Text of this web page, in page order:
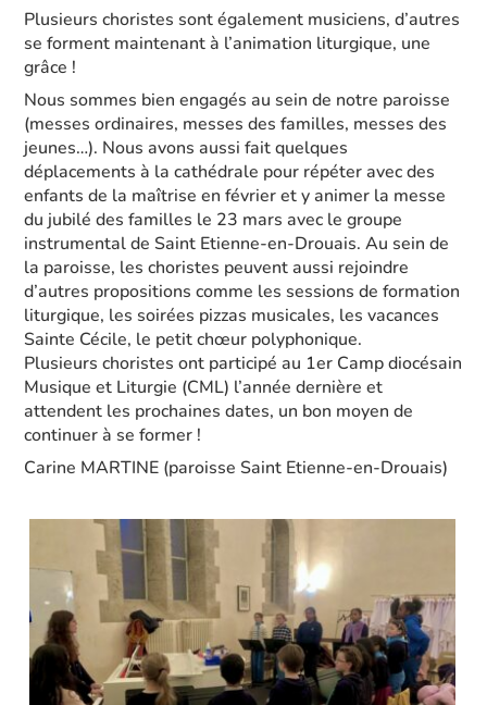
Plusieurs choristes sont également musiciens, d’autres
se forment maintenant à l’animation liturgique, une
grâce !
Nous sommes bien engagés au sein de notre paroisse
(messes ordinaires, messes des familles, messes des
jeunes…). Nous avons aussi fait quelques
déplacements à la cathédrale pour répéter avec des
enfants de la maîtrise en février et y animer la messe
du jubilé des familles le 23 mars avec le groupe
instrumental de Saint Etienne-en-Drouais. Au sein de
la paroisse, les choristes peuvent aussi rejoindre
d’autres propositions comme les sessions de formation
liturgique, les soirées pizzas musicales, les vacances
Sainte Cécile, le petit chœur polyphonique.
Plusieurs choristes ont participé au 1er Camp diocésain
Musique et Liturgie (CML) l’année dernière et
attendent les prochaines dates, un bon moyen de
continuer à se former !
Carine MARTINE (paroisse Saint Etienne-en-Drouais)